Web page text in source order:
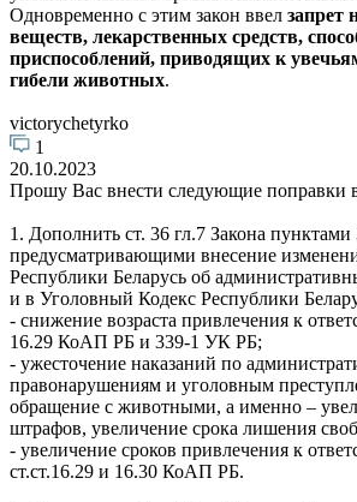
Одновременно с этим закон ввел запрет
веществ, лекарственных средств,
приспособлений, приводящих к
гибели животных.
victorychetyrko
1
20.10.2023
Прошу Вас внести следующие поправки
1. Дополнить ст. 36 гл.7 Закона пунктами
предусматривающими внесение
Республики Беларусь об
и в Уголовный Кодекс Республики
- снижение возраста привлечения к
16.29 КоАП РБ и 339-1 УК РБ;
- ужесточение наказаний по
правонарушениям и уголовным
обращение с животными, а именно –
штрафов, увеличение срока лишения
- увеличение сроков привлечения к
ст.ст.16.29 и 16.30 КоАП РБ.